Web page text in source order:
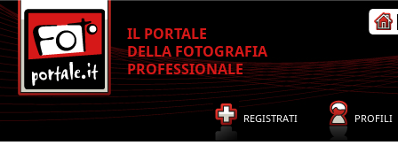
IL PORTALE
DELLA FOTOGRAFIA
PROFESSIONALE
REGISTRATI PROFILI